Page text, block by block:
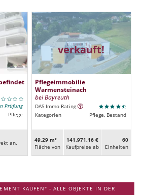
Prüfung
Pflege
an.
verkauft!
Pflegeimmobilie
Warmensteinach
bei Bayreuth
DAS Immo Rating
Kategorien
Pflege, Bestand
49,29 m²
Fläche von
141.971,16 €
Kaufpreise ab
60
Ein­heiten
KAUFEN" - ALLE OBJEKTE IN DER